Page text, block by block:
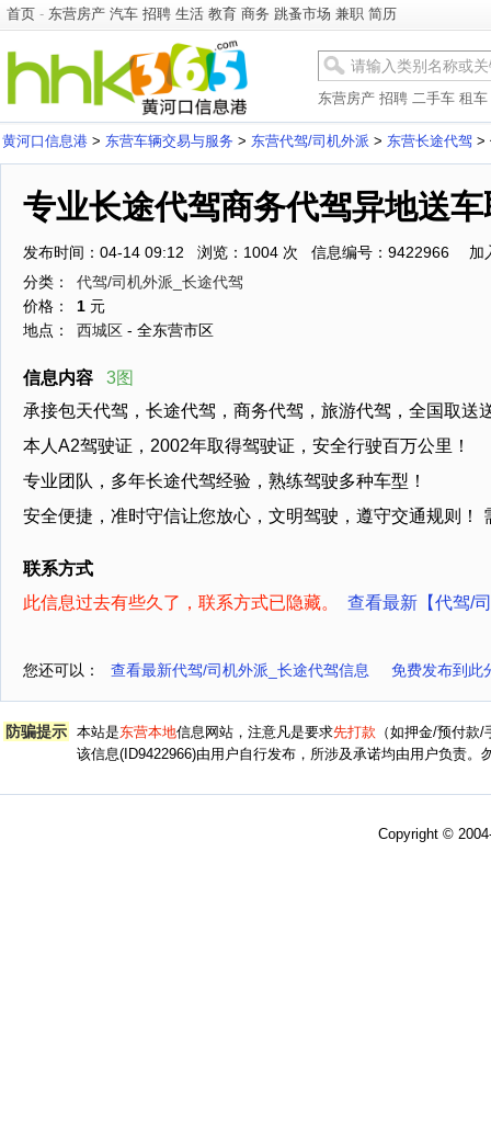
首页 - 东营房产 汽车 招聘 生活 教育 商务 跳蚤市场 兼职 简历
东营房产 招聘 二手车 租车
黄河口信息港 > 东营车辆交易与服务 > 东营代驾/司机外派 > 东营长途代驾 >
专业长途代驾商务代驾异地送
发布时间：04-14 09:12 浏览：1004 次 信息编号：9422966
加
分类：
代驾/司机外派_长途代驾
价格：
1 元
地点：
西城区 - 全东营市区
信息内容 3图
承接包天代驾，长途代驾，商务代驾，旅游代驾，全国取送
本人A2驾驶证，2002年取得驾驶证，安全行驶百万公里！
专业团队，多年长途代驾经验，熟练驾驶多种车型！
安全便捷，准时守信让您放心，文明驾驶，遵守交通规则！
联系方式
此信息过去有些久了，联系方式已隐藏。 查看最新【代驾/
您还可以： 查看最新代驾/司机外派_长途代驾信息 免费发布到此
防骗提示 本站是东营本地信息网站，注意凡是要求先打款 （如押金/预付款
该信息(ID9422966)由用户自行发布，所涉及承诺均由用户负责。
Copyright ©